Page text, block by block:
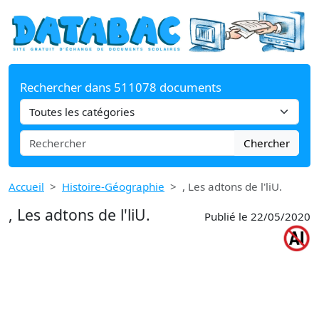
Rechercher dans 511078 documents
Chercher
Accueil Histoire-Géographie , Les adtons de l'liU.
, Les adtons de l'liU. Publié le 22/05/2020